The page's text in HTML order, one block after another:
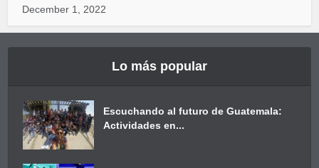
December 1, 2022
Lo más popular
Escuchando al futuro de Guatemala:
Actividades en...